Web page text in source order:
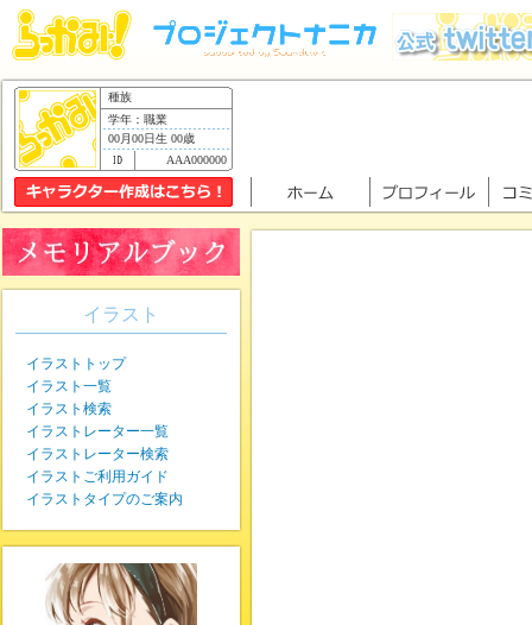
種族
学年：職業
00月00日生 00歳
AAA000000
イラスト
イラストトップ
イラスト一覧
イラスト検索
イラストレーター一覧
イラストレーター検索
イラストご利用ガイド
イラストタイプのご案内